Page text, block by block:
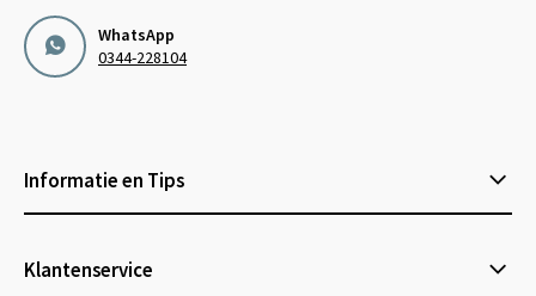
WhatsApp
0344-228104
Informatie en Tips
Klantenservice